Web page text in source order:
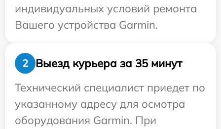
индивидуальных условий ремонта
Вашего устройства Garmin.
2
Выезд курьера за 35 минут
Технический специалист приедет по
указанному адресу для осмотра
оборудования Garmin. При